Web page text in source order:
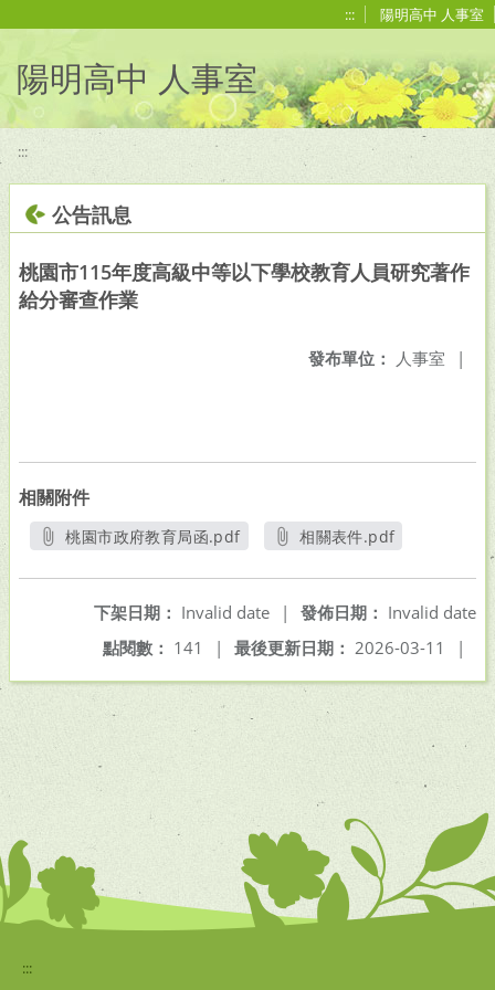
::: 陽明高中 人事室
陽明高中 人事室
:::
公告訊息
桃園市115年度高級中等以下學校教育人員研究著作
給分審查作業
發布單位： 人事室 |
相關附件
桃園市政府教育局函.pdf
相關表件.pdf
發佈日期： Invalid date
下架日期： Invalid date
|
最後更新日期： 2026-03-11 |
點閱數： 141 |
:::